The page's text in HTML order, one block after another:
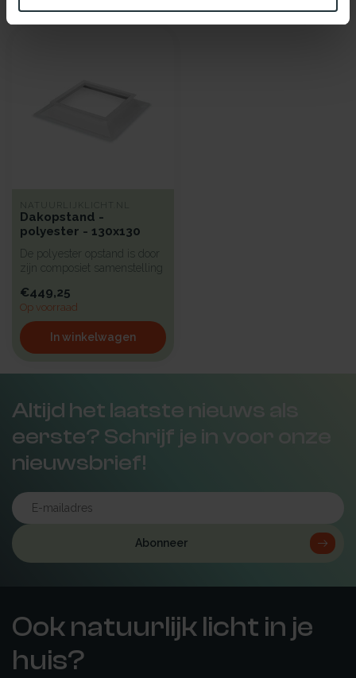
NATUURLIJKLICHT.NL
Dakopstand -
polyester - 130x130
De polyester opstand is door
zijn composiet samenstelling
€449,25
Op voorraad
In winkelwagen
Altijd het laatste nieuws als
eerste? Schrijf je in voor onze
nieuwsbrief!
Abonneer
Ook natuurlijk licht in je
huis?